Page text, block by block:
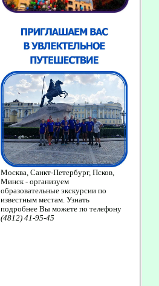
Москва, Санкт-Петербург, Псков,
Минск - организуем
образовательные экскурсии по
известным местам. Узнать
подробнее Вы можете по телефону
(4812) 41-95-45